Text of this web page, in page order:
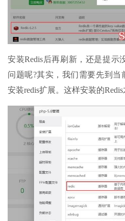
安装Redis后再刷新，还是提示
问题呢?其实，我们需要先到当
安装redis扩展。这样安装的Redis